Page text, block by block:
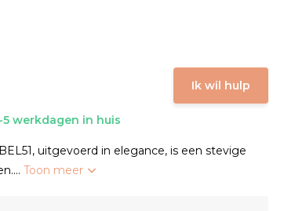
Ik wil hulp
5 werkdagen in huis
uitgevoerd in elegance, is een stevige
Toon meer